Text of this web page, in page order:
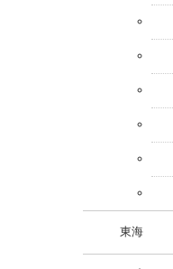
東海